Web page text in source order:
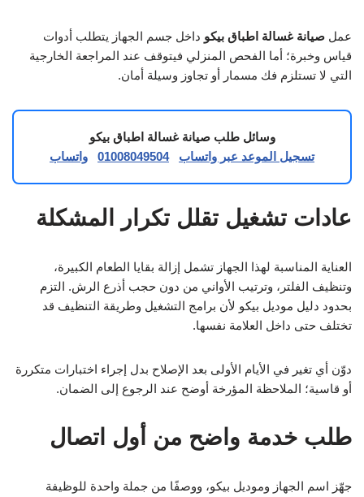
عمل صيانة غسالة اطباق بيكو داخل جسم الجهاز يتطلب أدوات
قياس وخبرة؛ أما الفحص المنزلي فيتوقف عند المراجعة الخارجية
التي لا تستلزم فك مسمار أو تجاوز وسيلة أمان.
وسائل طلب صيانة غسالة اطباق بيكو
تسجيل الموعد عبر واتساب
01008049504 واتساب
عادات تشغيل تقلل تكرار المشكلة
العناية المناسبة لهذا الجهاز تشمل إزالة بقايا الطعام الكبيرة،
وتنظيف الفلتر، وترتيب الأواني من دون حجب أذرع الرش. التزم
بحدود دليل موديل بيكو لأن برامج التشغيل وطريقة التنظيف قد
تختلف حتى داخل العلامة نفسها.
دوّن أي تغير في الأيام الأولى بعد الإصلاح بدل إجراء اختبارات متكررة
أو قاسية؛ الملاحظة المؤرخة أوضح عند الرجوع إلى الضمان.
طلب خدمة واضح من أول اتصال
جهّز اسم الجهاز وموديل بيكو، ووصفًا من جملة واحدة للوظيفة